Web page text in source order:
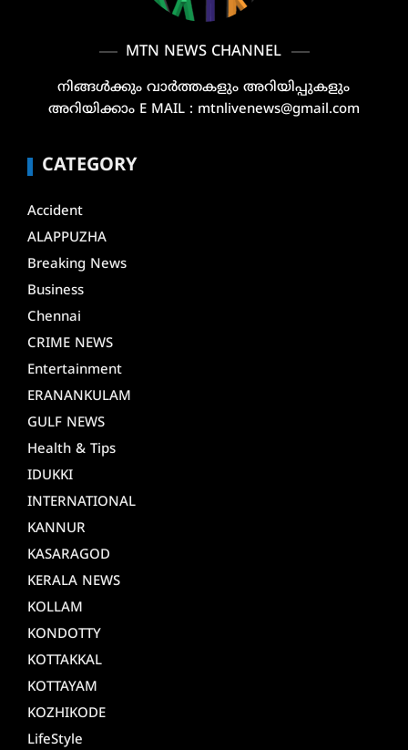
MTN NEWS CHANNEL
നിങ്ങൾക്കും വാർത്തകളും അറിയിപ്പുകളും
അറിയിക്കാം E MAIL : mtnlivenews@gmail.com
CATEGORY
Accident
ALAPPUZHA
Breaking News
Business
Chennai
CRIME NEWS
Entertainment
ERANANKULAM
GULF NEWS
Health & Tips
IDUKKI
INTERNATIONAL
KANNUR
KASARAGOD
KERALA NEWS
KOLLAM
KONDOTTY
KOTTAKKAL
KOTTAYAM
KOZHIKODE
LifeStyle